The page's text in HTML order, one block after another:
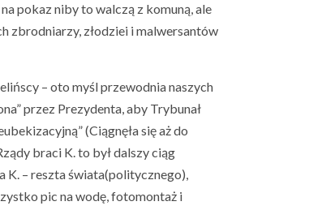
pokaz niby to walczą z komuną, ale
zbrodniarzy, złodziei i malwersantów
– oto myśl przewodnia naszych
przez Prezydenta, aby Trybunał
(Ciągnęła się aż do
braci K. to był dalszy ciąg
K. – reszta świata(politycznego),
pic na wodę, fotomontaż i